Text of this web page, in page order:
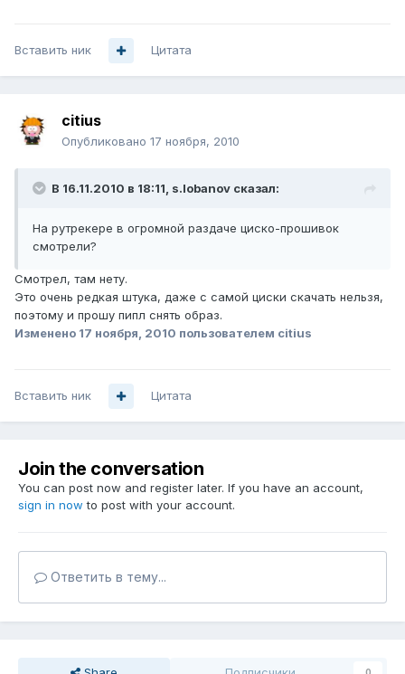
Вставить ник Цитата
citius
Опубликовано 17 ноября, 2010
В 16.11.2010 в 18:11, s.lobanov сказал:
На рутрекере в огромной раздаче циско-прошивок
смотрели?
Смотрел, там нету.
Это очень редкая штука, даже с самой циски скачать нельзя,
поэтому и прошу пипл снять образ.
Изменено 17 ноября, 2010 пользователем citius
Вставить ник Цитата
Join the conversation
You can post now and register later. If you have an account,
sign in now to post with your account.
Ответить в тему...